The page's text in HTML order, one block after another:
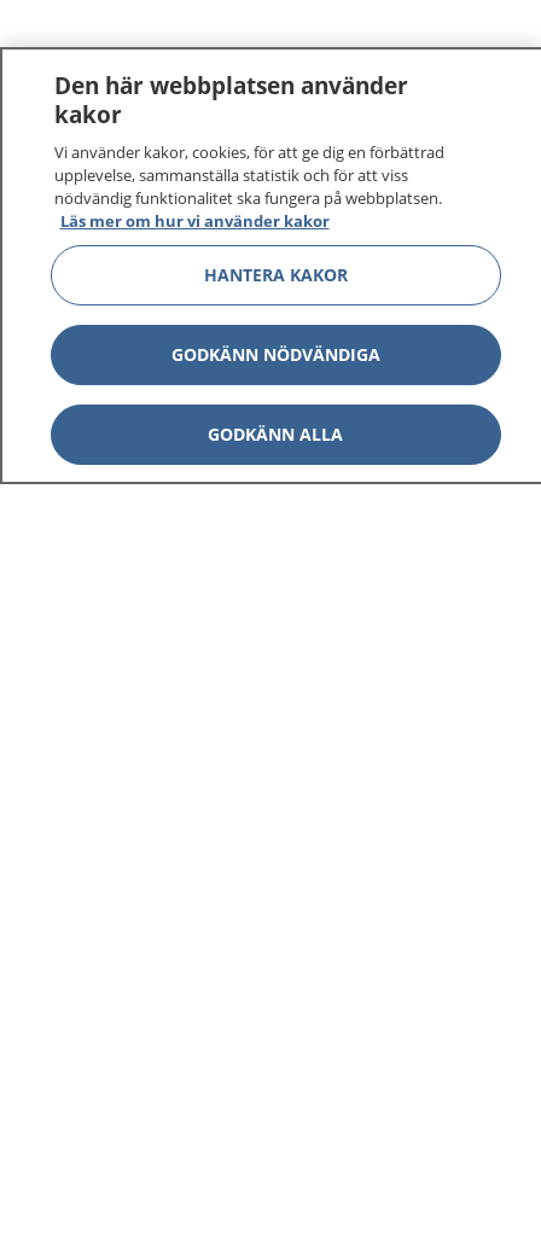
Den här webbplatsen använder
kakor
Vi använder kakor, cookies, för att ge dig en förbättrad
upplevelse, sammanställa statistik och för att viss
nödvändig funktionalitet ska fungera på webbplatsen.
Läs mer om hur vi använder kakor
HANTERA KAKOR
GODKÄNN NÖDVÄNDIGA
GODKÄNN ALLA